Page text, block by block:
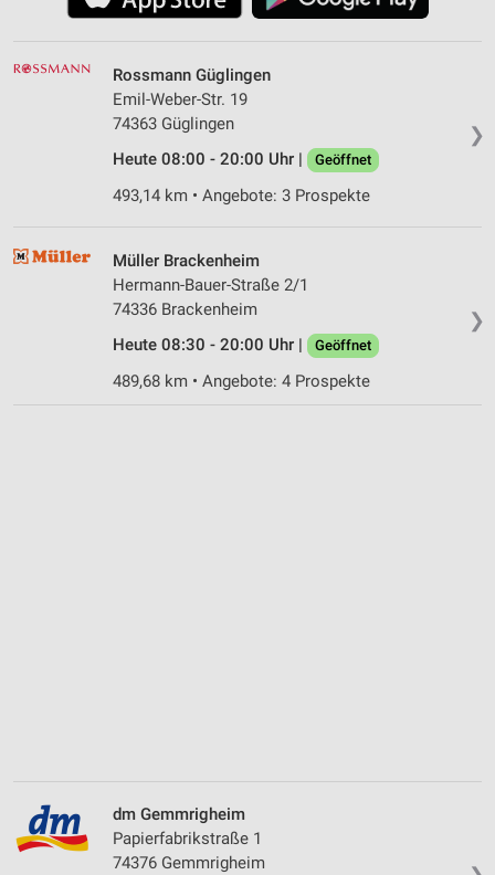
❯
Rossmann Güglingen
Emil-Weber-Str. 19
74363 Güglingen
Heute 08:00 - 20:00 Uhr |
Geöffnet
493,14 km • Angebote: 3 Prospekte
❯
Müller Brackenheim
Hermann-Bauer-Straße 2/1
74336 Brackenheim
Heute 08:30 - 20:00 Uhr |
Geöffnet
489,68 km • Angebote: 4 Prospekte
dm Gemmrigheim
Papierfabrikstraße 1
74376 Gemmrigheim